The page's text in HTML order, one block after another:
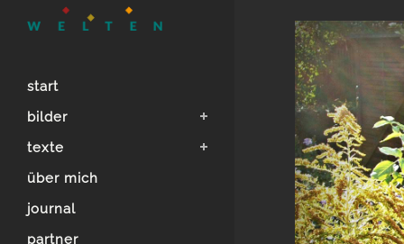
start
bilder
texte
über mich
journal
partner